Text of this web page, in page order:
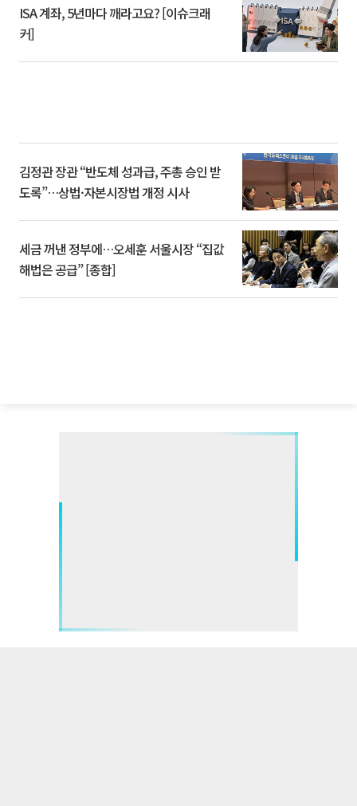
ISA 계좌, 5년마다 깨라고요? [이슈크래
커]
김정관 장관 “반도체 성과급, 주총 승인 받
도록”…상법·자본시장법 개정 시사
세금 꺼낸 정부에…오세훈 서울시장 “집값
해법은 공급” [종합]